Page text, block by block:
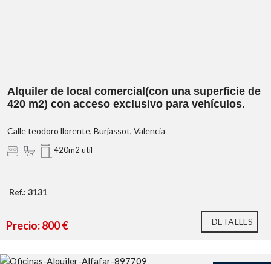
Alquiler de local comercial(con una superficie de
420 m2) con acceso exclusivo para vehículos.
Calle teodoro llorente, Burjassot, Valencia
420m2 util
Ref.: 3131
Precio: 800 € DETALLES